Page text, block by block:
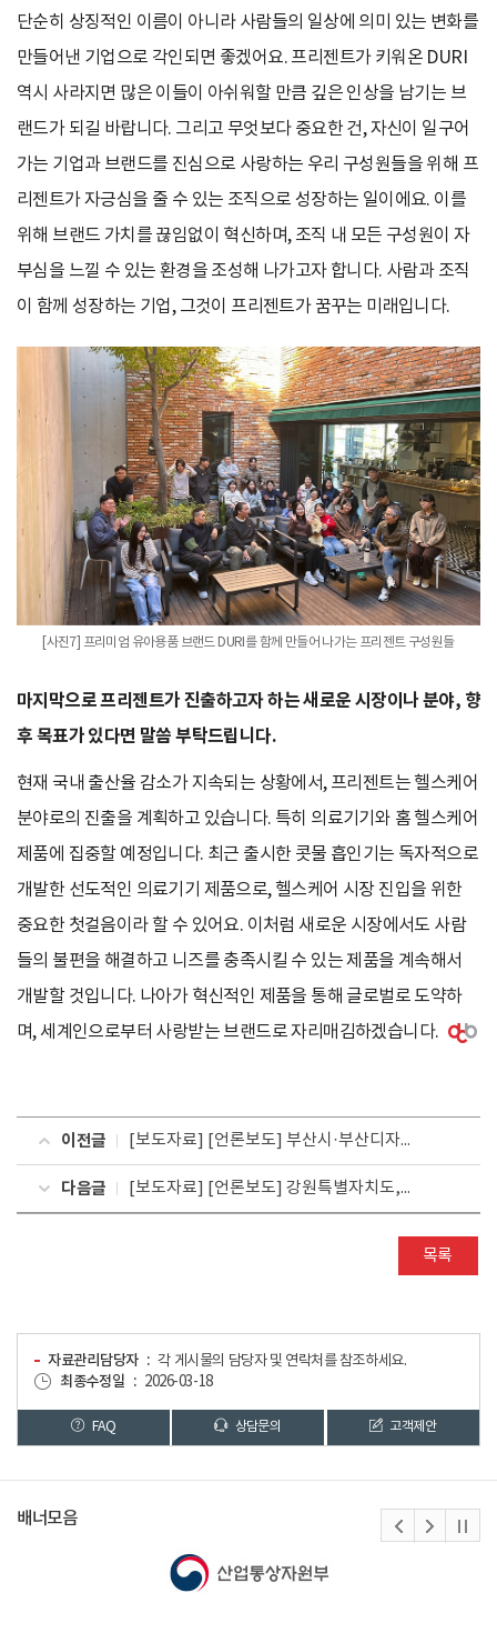
단순히 상징적인 이름이 아니라 사람들의 일상에 의미 있는 변화를
만들어낸 기업으로 각인되면 좋겠어요. 프리젠트가 키워온 DURI
역시 사라지면 많은 이들이 아쉬워할 만큼 깊은 인상을 남기는 브
랜드가 되길 바랍니다. 그리고 무엇보다 중요한 건, 자신이 일구어
가는 기업과 브랜드를 진심으로 사랑하는 우리 구성원들을 위해 프
리젠트가 자긍심을 줄 수 있는 조직으로 성장하는 일이에요. 이를
위해 브랜드 가치를 끊임없이 혁신하며, 조직 내 모든 구성원이 자
부심을 느낄 수 있는 환경을 조성해 나가고자 합니다. 사람과 조직
이 함께 성장하는 기업, 그것이 프리젠트가 꿈꾸는 미래입니다.
[사진7] 프리미엄 유아용품 브랜드 DURI를 함께 만들어 나가는 프리젠트 구성원들
마지막으로 프리젠트가 진출하고자 하는 새로운 시장이나 분야, 향
후 목표가 있다면 말씀 부탁드립니다.
현재 국내 출산율 감소가 지속되는 상황에서, 프리젠트는 헬스케어
분야로의 진출을 계획하고 있습니다. 특히 의료기기와 홈 헬스케어
제품에 집중할 예정입니다. 최근 출시한 콧물 흡인기는 독자적으로
개발한 선도적인 의료기기 제품으로, 헬스케어 시장 진입을 위한
중요한 첫걸음이라 할 수 있어요. 이처럼 새로운 시장에서도 사람
들의 불편을 해결하고 니즈를 충족시킬 수 있는 제품을 계속해서
개발할 것입니다. 나아가 혁신적인 제품을 통해 글로벌로 도약하
며, 세계인으로부터 사랑받는 브랜드로 자리매김하겠습니다.
이전글 [보도자료] [언론보도] 부산시·부산디자인진흥원, 국가 미래 디자인 산업을 선도할 차세대 디자인 융합벤처 발굴 시작
다음글 [보도자료] [언론보도] 강원특별자치도, 부산 우수 디자인 정책 벤치마킹 시작
목록
자료관리담당자
각 게시물의 담당자 및 연락처를 참조하세요.
최종수정일
2026-03-18
FAQ 상담문의 고객제안
배너모음